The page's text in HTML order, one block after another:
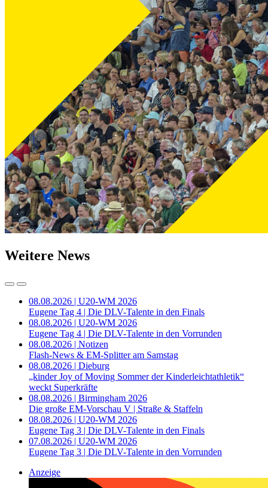
Weitere News
08.08.2026 | U20-WM 2026
Eugene Tag 4 | Die DLV-Talente in den Finals
08.08.2026 | U20-WM 2026
Eugene Tag 4 | Die DLV-Talente in den Vorrunden
08.08.2026 | Notizen
Flash-News & EM-Splitter am Samstag
08.08.2026 | Dieburg
„kinder Joy of Moving Sommer der Kinderleichtathletik“
weckt Superkräfte
08.08.2026 | Birmingham 2026
Die große EM-Vorschau V | Straße & Staffeln
08.08.2026 | U20-WM 2026
Eugene Tag 3 | Die DLV-Talente in den Finals
07.08.2026 | U20-WM 2026
Eugene Tag 3 | Die DLV-Talente in den Vorrunden
Anzeige